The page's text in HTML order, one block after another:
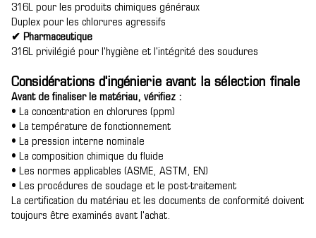
316L pour les produits chimiques généraux
Duplex pour les chlorures agressifs
✔ Pharmaceutique
316L privilégié pour l'hygiène et l'intégrité des soudures
Considérations d'ingénierie avant la sélection finale
Avant de finaliser le matériau, vérifiez :
• La concentration en chlorures (ppm)
• La température de fonctionnement
• La pression interne nominale
• La composition chimique du fluide
• Les normes applicables (ASME, ASTM, EN)
• Les procédures de soudage et le post-traitement
La certification du matériau et les documents de conformité doivent
toujours être examinés avant l'achat.